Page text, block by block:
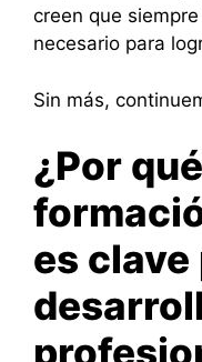
creen que
necesario para
Sin más,
¿Por
es clave